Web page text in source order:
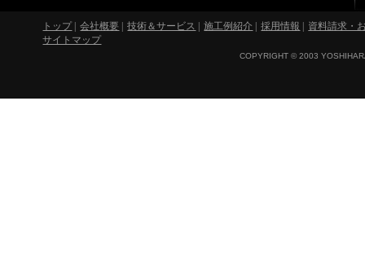
トップ| 会社概要 | 技術＆サービス | 施工例紹介 | 採用情報 | 資料請求・
サイトマップ
COPYRIGHT © 2003